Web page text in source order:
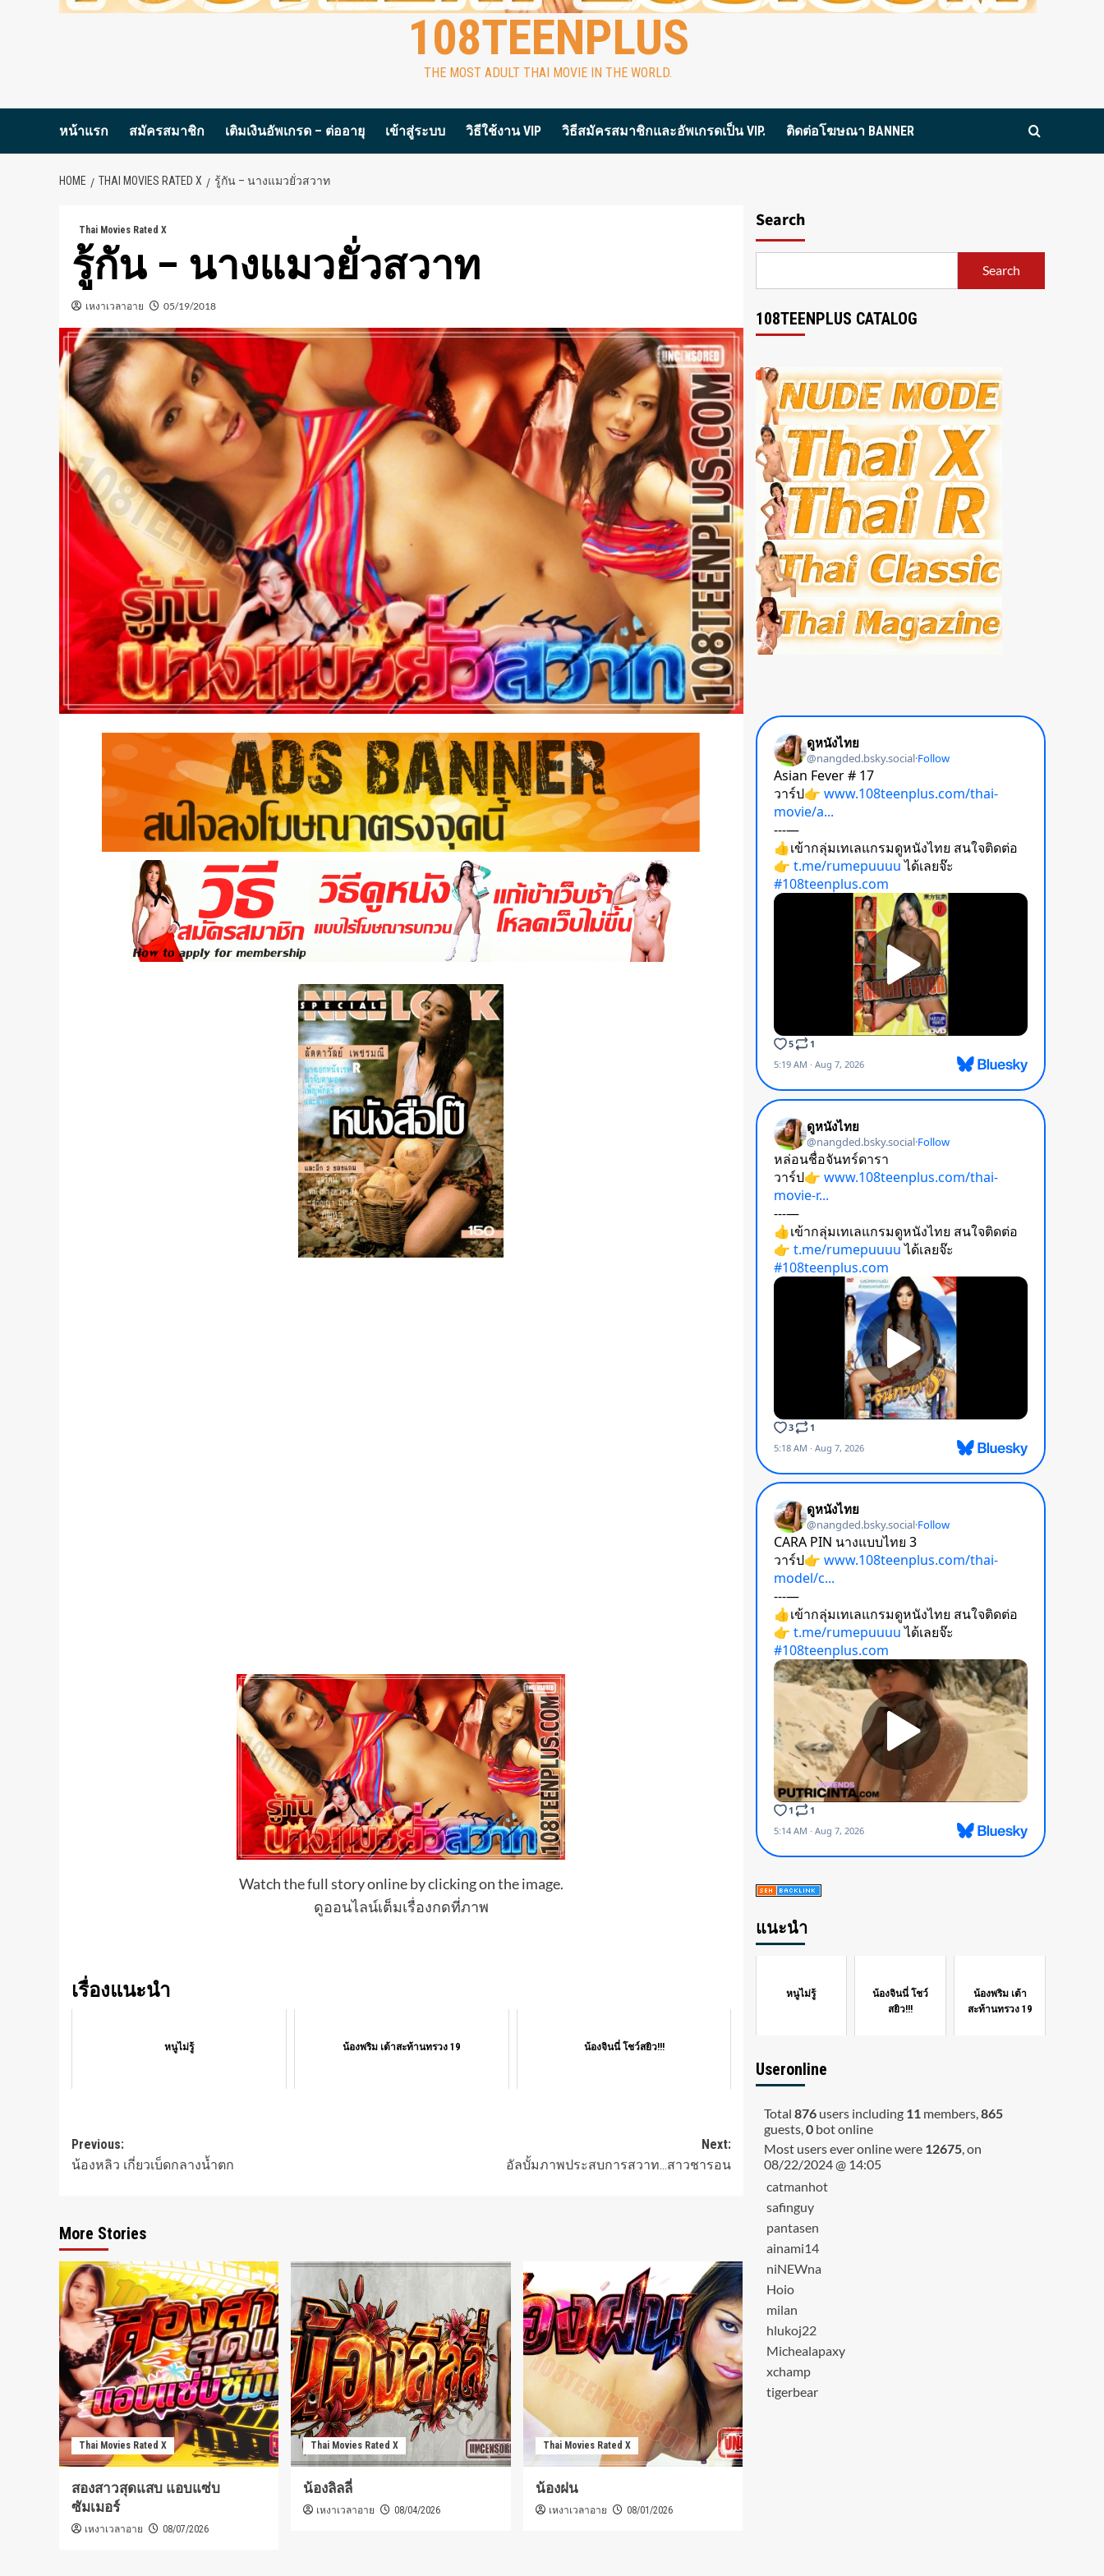
108TEENPLUS
THE MOST ADULT THAI MOVIE IN THE WORLD.
หน้าแรก สมัครสมาชิก เติมเงินอัพเกรด – ต่ออายุ เข้าสู่ระบบ วิธีใช้งาน VIP วิธีสมัครสมาชิกและอัพเกรดเป็น VIP. ติดต่อโฆษณา BANNER
HOME THAI MOVIES RATED X รู้กัน – นางแมวยั่วสวาท
Thai Movies Rated X
รู้กัน – นางแมวยั่วสวาท
เหงาเวลาอาย 05/19/2018
Watch the full story online by clicking on the image.
ดูออนไลน์เต็มเรื่องกดที่ภาพ
เรื่องแนะนำ
หนูไม่รู้ น้องพริม เต้าสะท้านทรวง 19 น้องจินนี่ โชว์สยิว!!!
Post
navigation
Previous:
น้องหลิว เกี่ยวเบ็ดกลางน้ำตก
Next:
อัลบั้มภาพประสบการสวาท…สาวชารอน
More Stories
Thai Movies Rated X
สองสาวสุดแสบ แอบแซ่บ
ซัมเมอร์
เหงาเวลาอาย 08/07/2026
Thai Movies Rated X
น้องลิลลี่
เหงาเวลาอาย 08/04/2026
Thai Movies Rated X
น้องฝน
เหงาเวลาอาย 08/01/2026
Search
Search
108TEENPLUS CATALOG
แนะนำ
หนูไม่รู้
น้องจินนี่ โชว์
สยิว!!!
น้องพริม เต้า
สะท้านทรวง 19
Useronline
Total 876users including 11members,865
guests,0bot online
Most users ever online were 12675, on
08/22/2024 @ 14:05
catmanhot
safinguy
pantasen
ainami14
niNEWna
Hoio
milan
hlukoj22
Michealapaxy
xchamp
tigerbear